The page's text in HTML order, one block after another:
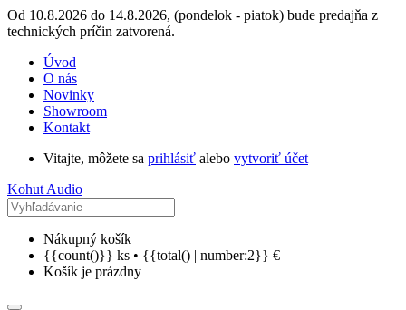
Od 10.8.2026 do 14.8.2026, (pondelok - piatok) bude predajňa z
technických príčin zatvorená.
Úvod
O nás
Novinky
Showroom
Kontakt
Vitajte, môžete sa prihlásiť alebo vytvoriť účet
Kohut Audio
Nákupný košík
{{count()}} ks • {{total() | number:2}} €
Košík je prázdny